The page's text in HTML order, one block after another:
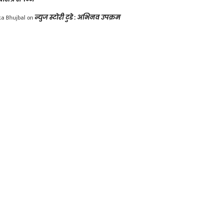
Bhujbal on न्युज स्टोरी टुडे : अभिनव उपक्रम